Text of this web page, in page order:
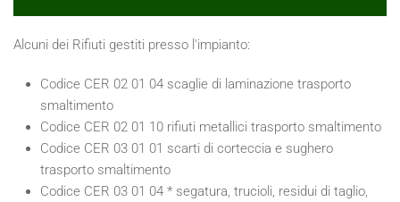
Alcuni dei Rifiuti gestiti presso l'impianto:
Codice CER 02 01 04 scaglie di laminazione trasporto
smaltimento
Codice CER 02 01 10 rifiuti metallici trasporto smaltimento
Codice CER 03 01 01 scarti di corteccia e sughero
trasporto smaltimento
Codice CER 03 01 04 * segatura, trucioli, residui di taglio,